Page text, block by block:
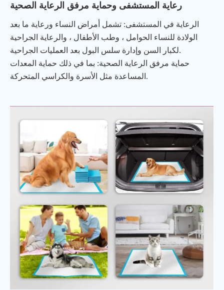
رعاية المستشفى وحماية مرفق الرعاية الصحية
الرعاية في المستشفى: تشمل أمراض النساء ورعاية ما بعد
الولادة للنساء الحوامل ، وطب الأطفال ، والرعاية الجراحية
لكبار السن وإدارة سلس البول بعد العمليات الجراحية.
حماية مرفق الرعاية الصحية: بما في ذلك حماية المعدات
المساعدة مثل الأسرة والكراسي المتحركة.